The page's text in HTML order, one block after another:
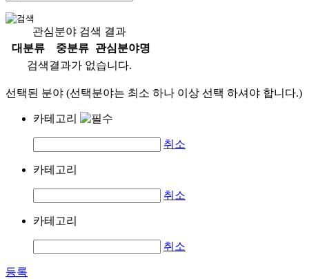
관심분야 검색 결과
대분류
중분류
관심분야명
검색결과가 없습니다.
선택된 분야 (선택분야는 최소 하나 이상 선택 하셔야 합니다.)
카테고리
취소
카테고리
취소
카테고리
취소
등록